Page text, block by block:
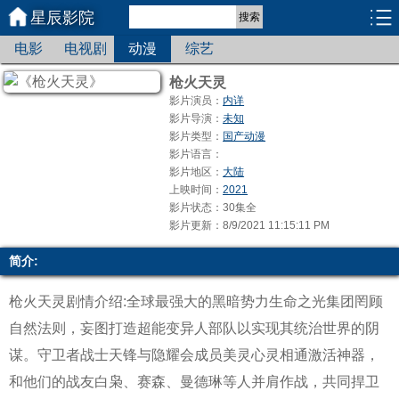
星辰影院 搜索
电影 电视剧 动漫 综艺
枪火天灵
影片演员： 内详
影片导演：未知
影片类型： 国产动漫
影片语言：
影片地区：大陆
上映时间：2021
影片状态：30集全
影片更新：8/9/2021 11:15:11 PM
简介:
枪火天灵剧情介绍:全球最强大的黑暗势力生命之光集团罔顾
自然法则，妄图打造超能变异人部队以实现其统治世界的阴
谋。守卫者战士天锋与隐耀会成员美灵心灵相通激活神器，
和他们的战友白枭、赛森、曼德琳等人并肩作战，共同捍卫